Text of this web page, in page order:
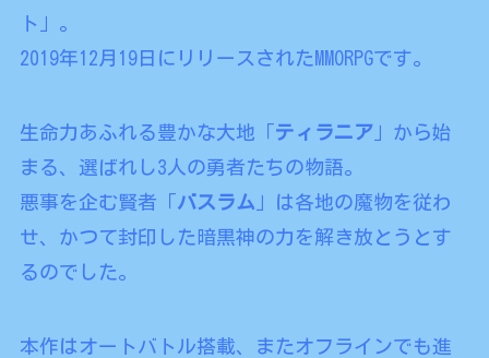
ト」。
2019年12月19日にリリースされたMMORPGです。
生命力あふれる豊かな大地「 ティラニア」から始
まる、選ばれし3人の勇者たちの物語。
悪事を企む賢者「 バスラム 」は各地の魔物を従わ
せ、かつて封印した暗黒神の力を解き放とうとす
るのでした。
本作はオートバトル搭載、またオフラインでも進